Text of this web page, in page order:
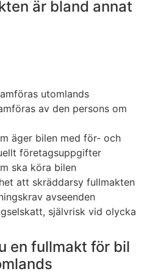
är bland annat
utomlands
av den persons om
äger bilen med för- och
företagsuppgifter
ska köra bilen
att skräddarsy fullmakten
avseenden
självrisk vid olycka
en fullmakt för bil